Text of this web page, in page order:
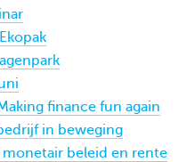
finance fun again
in beweging
beleid en rente